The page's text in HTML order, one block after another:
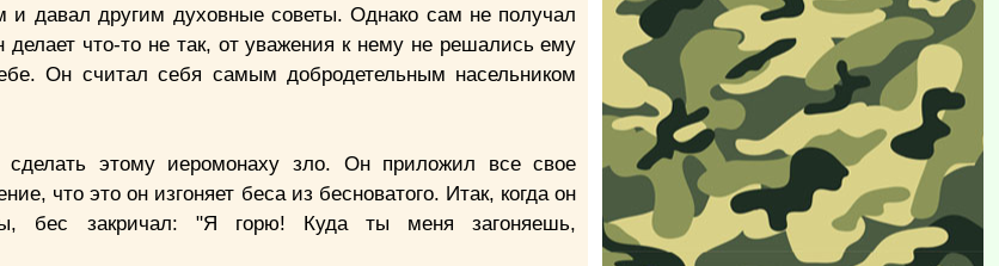
давал другим духовные советы. Однако сам не получал
что-то не так, от уважения к нему не решались ему
Он считал себя самым добродетельным насельником
этому иеромонаху зло. Он приложил все свое
что это он изгоняет беса из бесноватого. Итак, когда он
бес закричал: "Я горю! Куда ты меня загоняешь,